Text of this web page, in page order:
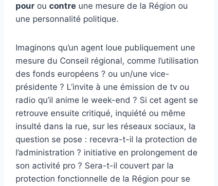
pour ou contre une mesure de la Région ou
une personnalité politique.
Imaginons qu’un agent loue publiquement une
mesure du Conseil régional, comme l’utilisation
des fonds européens ? ou un/une vice-
présidente ? L’invite à une émission de tv ou
radio qu’il anime le week-end ? Si cet agent se
retrouve ensuite critiqué, inquiété ou même
insulté dans la rue, sur les réseaux sociaux, la
question se pose : recevra-t-il la protection de
l’administration ? initiative en prolongement de
son activité pro ? Sera-t-il couvert par la
protection fonctionnelle de la Région pour se